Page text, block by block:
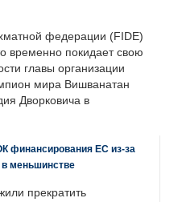
федерации (FIDE)
временно покидает свою
главы организации
мира Вишванатан
Дворковича в
финансирования ЕС из-за
в меньшинстве
прекратить